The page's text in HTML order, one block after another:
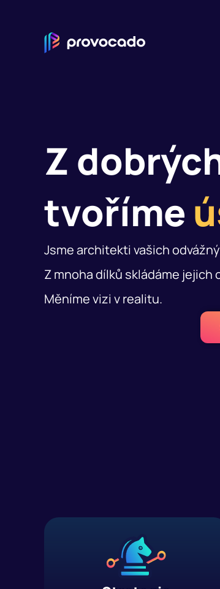
Z
tvoříme
Jsme architekti vašich
Z mnoha dílků skládáme jejich
Měníme vizi v realitu.